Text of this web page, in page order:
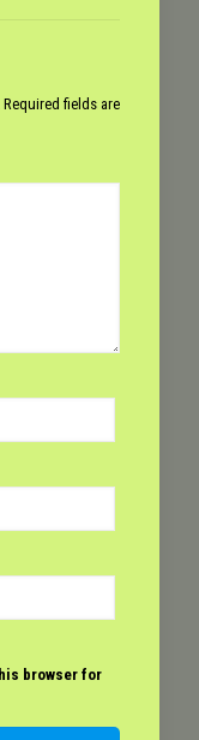
Required fields are
browser for